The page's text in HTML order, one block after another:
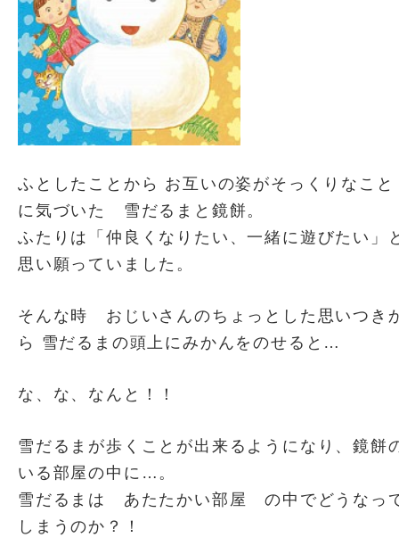
ふとしたことから お互いの姿がそっくりなこと
に気づいた 雪だるまと鏡餅。
ふたりは「仲良くなりたい、一緒に遊びたい」
思い願っていました。
そんな時 おじいさんのちょっとした思いつき
ら 雪だるまの頭上にみかんをのせると…
な、な、なんと！！
雪だるまが歩くことが出来るようになり、鏡餅
いる部屋の中に…。
雪だるまは あたたかい部屋 の中でどうなっ
しまうのか？！